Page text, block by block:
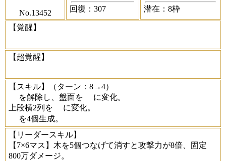
No.13452
回復：307
潜在：8枠
【覚醒】
【超覚醒】
【スキル】
（ターン：8→4）
を解除し、盤面を
に変化。
上段横2列を
に変化。
を4個生成。
【リーダースキル】
【7×6マス】木を5個つなげて消すと攻撃力が8倍、固定
800万ダメージ。